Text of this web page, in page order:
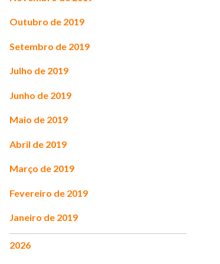
Outubro de 2019
Setembro de 2019
Julho de 2019
Junho de 2019
Maio de 2019
Abril de 2019
Março de 2019
Fevereiro de 2019
Janeiro de 2019
2026